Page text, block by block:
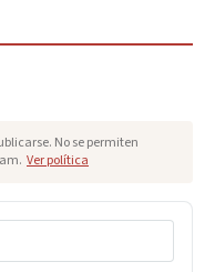
No se permiten
Ver política